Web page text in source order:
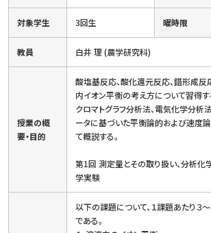
対象学生 3回生 曜時限
教員 白井 理 (農学研究科)
授業の概
要・目的
酸塩基反応、酸化還元反応、錯形成反
内イオン平衡の考え方について習得す
クロマトグラフ分析法、電気化学分析
ータに基づいた平衡論的および速度
て概説する。
第1回 測定量とその取り扱い、分析化
学実験
以下の課題について、１課題あたり３
である。